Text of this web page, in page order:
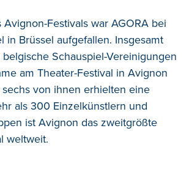
Festivals war AGORA bei
in Brüssel aufgefallen. Insgesamt
Schauspiel-Vereinigungen
am Theater-Festival in Avignon
von ihnen erhielten eine
als 300 Einzelkünstlern und
ist Avignon das zweitgrößte
weltweit.